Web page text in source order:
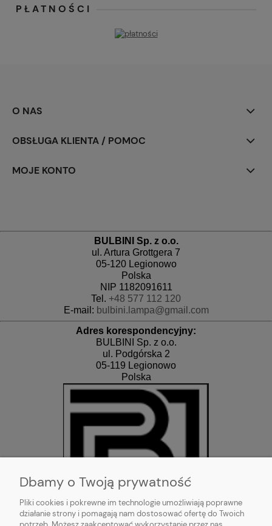
PŁATNOŚCI
O NAS
OBSŁUGA KLIENTA / POMOC
MOJE KONTO
BULBINI Sp. z o.o.
ul. Artura Grottgera 7
05-120 Legionowo
Polska
NIP 1182091611
Tel. +48 577 112 120
E-mail: bulbini.lampa@gmail.com
Adres korespondencyjny:
BULBINI Sp. z o.o.
ul. Podgórska 2
05-119 Legionowo
Polska
Dbamy o Twoją prywatność
Pliki cookies i pokrewne im technologie umożliwiają poprawne
działanie strony i pomagają nam dostosować ofertę do Twoich